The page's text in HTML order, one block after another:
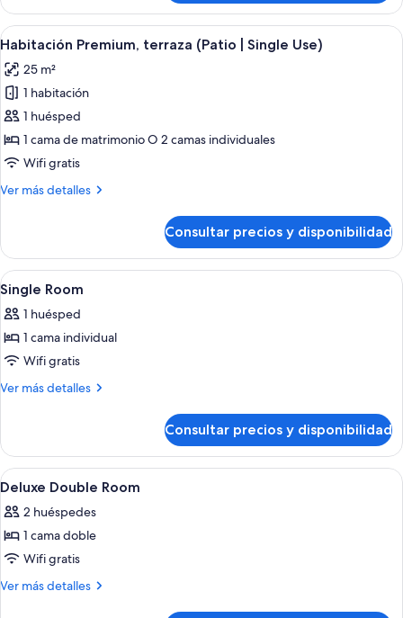
Premium,
terraza
(Patio)
Abrir
todas
las
fotos
de
Habitación
Premium,
(Patio
Use)
Habitación de hotel con dos camas,
6
Habitación Premium, terraza (Patio | Single Use)
25 m²
1 habitación
1 huésped
1 cama de matrimonio O 2 camas individuales
Wifi gratis
Ver más detalles
Más
Premium,
terraza
(Patio
Single
Use)
Consultar precios y disponibilidad
Abrir
todas
las
fotos
de
Single
Una habitación de hotel con cama,
5
Single Room
1 huésped
1 cama individual
Wifi gratis
Ver más detalles
Más
Room
Consultar precios y disponibilidad
Abrir
todas
las
fotos
de
Deluxe
Una habitación de hotel con una
10
Deluxe Double Room
2 huéspedes
1 cama doble
Wifi gratis
Ver más detalles
Más